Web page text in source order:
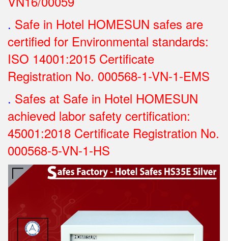
. Safe in Hotel HOMESUN safes are
certified for Environmental standards:
ISO 14001:2015 Certificate
Registration No. 000568-1-VN-1-EMS
. Safes at Safe in Hotel HOMESUN
achieved labor safety certification:
45001:2018 Certificate Registration No.
000568-5-VN-1-HS